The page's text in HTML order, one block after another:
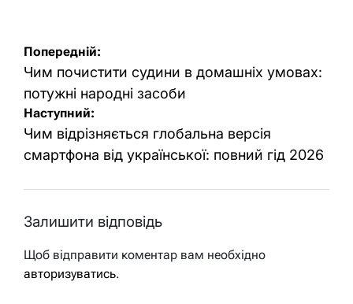
Навігація
записів
Попередній:
Чим почистити судини в домашніх умовах:
потужні народні засоби
Наступний:
Чим відрізняється глобальна версія
смартфона від української: повний гід 2026
Залишити відповідь
Щоб відправити коментар вам необхідно
авторизуватись.